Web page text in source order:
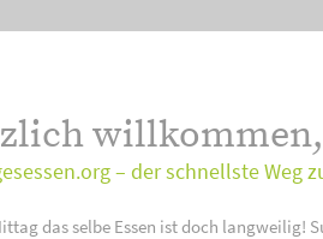
willkommen,
– der schnellste Weg
das selbe Essen ist doch langweilig!